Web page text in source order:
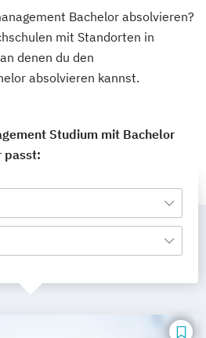
Bachelor absolvieren?
mit Standorten in
denen du den
absolvieren kannst.
Studium mit Bachelor
passt: